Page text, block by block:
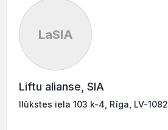
LaSIA
Liftu alianse, SIA
Ilūkstes iela 103 k-4, Rīga, LV-1082